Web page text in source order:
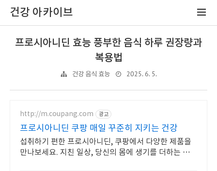
건강 아카이브
프로시아니딘 효능 풍부한 음식 하루 권장량과
복용법
건강 음식 효능 2025. 6. 5.
http://m.coupang.com 광고
프로시아니딘 쿠팡 매일 꾸준히 지키는 건강
섭취하기 편한 프로시아니딘, 쿠팡에서 다양한 제품을
만나보세요. 지친 일상, 당신의 몸에 생기를 더하는 건강